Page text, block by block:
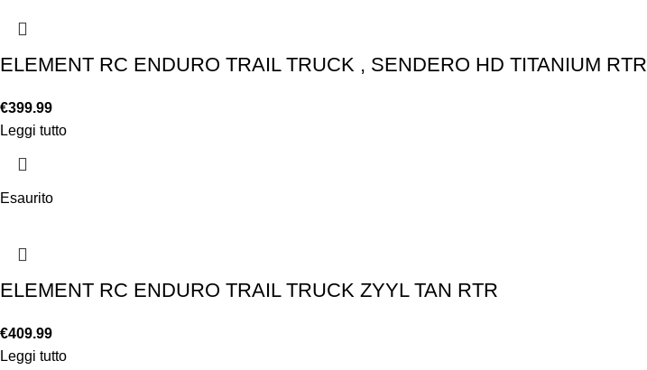
ELEMENT RC ENDURO TRAIL TRUCK , SENDERO HD TITANIUM RTR
€399.99
Leggi tutto
Esaurito
ELEMENT RC ENDURO TRAIL TRUCK ZYYL TAN RTR
€409.99
Leggi tutto